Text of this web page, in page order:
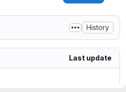
History
Last update